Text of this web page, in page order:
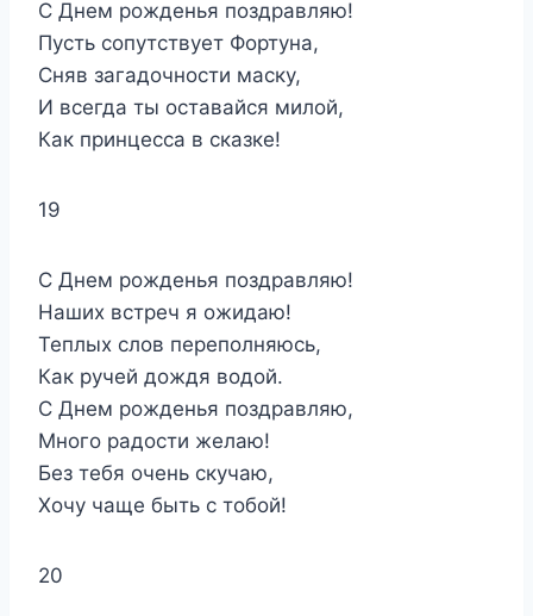
С Днем рожденья поздравляю!
Пусть сопутствует Фортуна,
Сняв загадочности маску,
И всегда ты оставайся милой,
Как принцесса в сказке!
19
С Днем рожденья поздравляю!
Наших встреч я ожидаю!
Теплых слов переполняюсь,
Как ручей дождя водой.
С Днем рожденья поздравляю,
Много радости желаю!
Без тебя очень скучаю,
Хочу чаще быть с тобой!
20